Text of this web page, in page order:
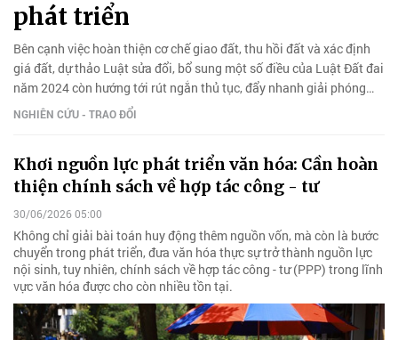
phát triển
Bên cạnh việc hoàn thiện cơ chế giao đất, thu hồi đất và xác định
giá đất, dự thảo Luật sửa đổi, bổ sung một số điều của Luật Đất đai
năm 2024 còn hướng tới rút ngắn thủ tục, đẩy nhanh giải phóng
mặt bằng và tạo môi trường đầu tư minh bạch hơn.
NGHIÊN CỨU - TRAO ĐỔI
Khơi nguồn lực phát triển văn hóa: Cần hoàn
thiện chính sách về hợp tác công - tư
30/06/2026 05:00
Không chỉ giải bài toán huy động thêm nguồn vốn, mà còn là bước
chuyển trong phát triển, đưa văn hóa thực sự trở thành nguồn lực
nội sinh, tuy nhiên, chính sách về hợp tác công - tư (PPP) trong lĩnh
vực văn hóa được cho còn nhiều tồn tại.